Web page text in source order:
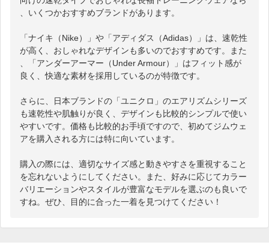
、いくつかおすすめブランドがあります。
「ナイキ（Nike）」や「アディダス（Adidas）」は、速乾性
が高く、おしゃれなデザインも多いのでおすすめです。また
、「アンダーアーマー（Under Armour）」はフィット感が
良く、快適な素材を採用しているのが特徴です。
さらに、日本ブランドの「ユニクロ」のエアリズムシリーズ
も速乾性や肌触りが良く、デザインも比較的シンプルで使い
やすいです。価格も比較的お手頃ですので、初めてジムウェ
アを購入される方には特に向いています。
購入の際には、適切なサイズ感と動きやすさを重視すること
を忘れないようにしてください。また、好みに応じてカラー
バリエーションやスタイルが豊富なモデルを選ぶのも良いで
すね。ぜひ、目的に合った一着を見つけてください！